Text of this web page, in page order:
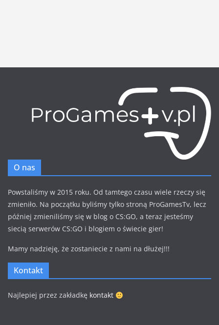
O nas
Powstaliśmy w 2015 roku. Od tamtego czasu wiele rzeczy się
zmieniło. Na początku byliśmy tylko stroną ProGamesTv, lecz
później zmieniliśmy się w blog o CS:GO, a teraz jesteśmy
siecią serwerów CS:GO i blogiem o świecie gier!
Mamy nadzieję, że zostaniecie z nami na dłużej!!!
Kontakt
Najlepiej przez zakładkę kontakt